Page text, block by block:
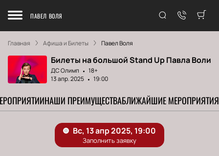
ПАВЕЛ ВОЛЯ
Главная Афиша и Билеты Павел Воля
Билеты на большой Stand Up Павла Воли
ДС Олимп
18+
13 апр. 2025
19:00
НАШИ ПРЕИМУЩЕСТВАБЛИЖАЙШИЕ МЕРОПРИЯТИЯ